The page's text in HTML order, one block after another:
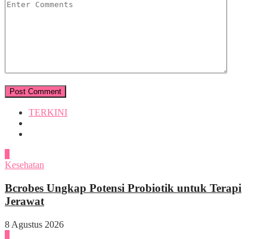
TERKINI
Kesehatan
Bcrobes Ungkap Potensi Probiotik untuk Terapi
Jerawat
8 Agustus 2026